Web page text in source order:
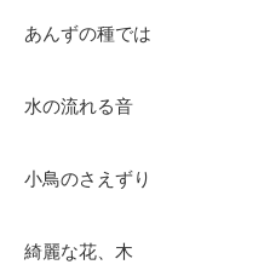
あんずの種では
水の流れる音
小鳥のさえずり
綺麗な花、木